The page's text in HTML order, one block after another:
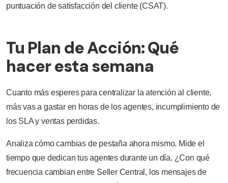
puntuación de satisfacción del cliente (CSAT).
Tu Plan de Acción: Qué
hacer esta semana
Cuanto más esperes para centralizar la atención al cliente,
más vas a gastar en horas de los agentes, incumplimiento de
los SLA y ventas perdidas.
Analiza cómo cambias de pestaña ahora mismo. Mide el
tiempo que dedican tus agentes durante un día. ¿Con qué
frecuencia cambian entre Seller Central, los mensajes de